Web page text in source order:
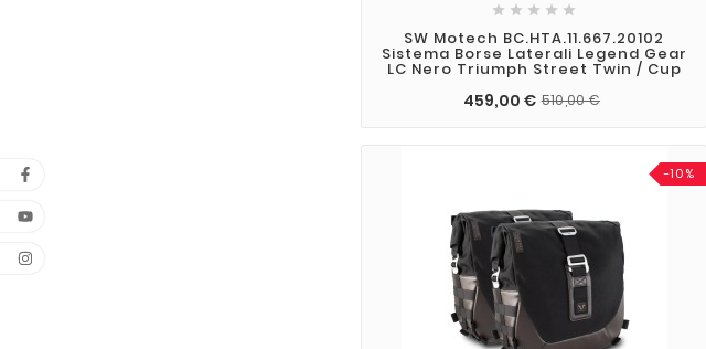
    
SW Motech BC.HTA.11.667.20102
Sistema Borse Laterali Legend Gear
LC Nero Triumph Street Twin / Cup
459,00 € 510,00 €
-10%